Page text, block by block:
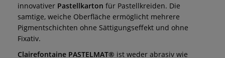
innovativer Pastellkarton für Pastellkreiden. Die
samtige, weiche Oberfläche ermöglicht mehrere
Pigmentschichten ohne Sättigungseffekt und ohne
Fixativ.
Clairefontaine PASTELMAT® ist weder abrasiv wie